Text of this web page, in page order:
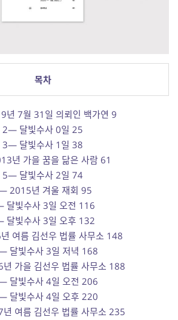
목차
7월 31일 의뢰인 백가연 9
2— 달빛수사 0일 25
3— 달빛수사 1일 38
년 가을 꿈을 닮은 사람 61
5— 달빛수사 2일 74
2015년 겨울 재회 95
달빛수사 3일 오전 116
달빛수사 3일 오후 132
여름 김선우 법률 사무소 148
달빛수사 3일 저녁 168
가을 김선우 법률 사무소 188
달빛수사 4일 오전 206
달빛수사 4일 오후 220
여름 김선우 법률 사무소 235